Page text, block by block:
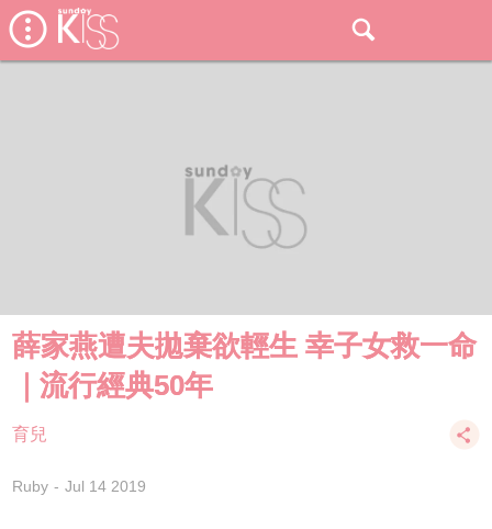
薛家燕遭夫拋棄欲輕生 幸子女救一命
｜流行經典50年
育兒
Ruby Jul 14 2019